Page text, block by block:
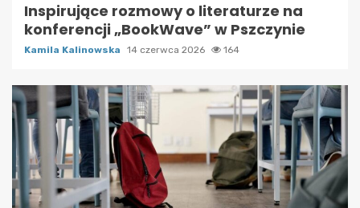
Inspirujące rozmowy o literaturze na
konferencji „BookWave” w Pszczynie
Kamila Kalinowska 14 czerwca 2026 164